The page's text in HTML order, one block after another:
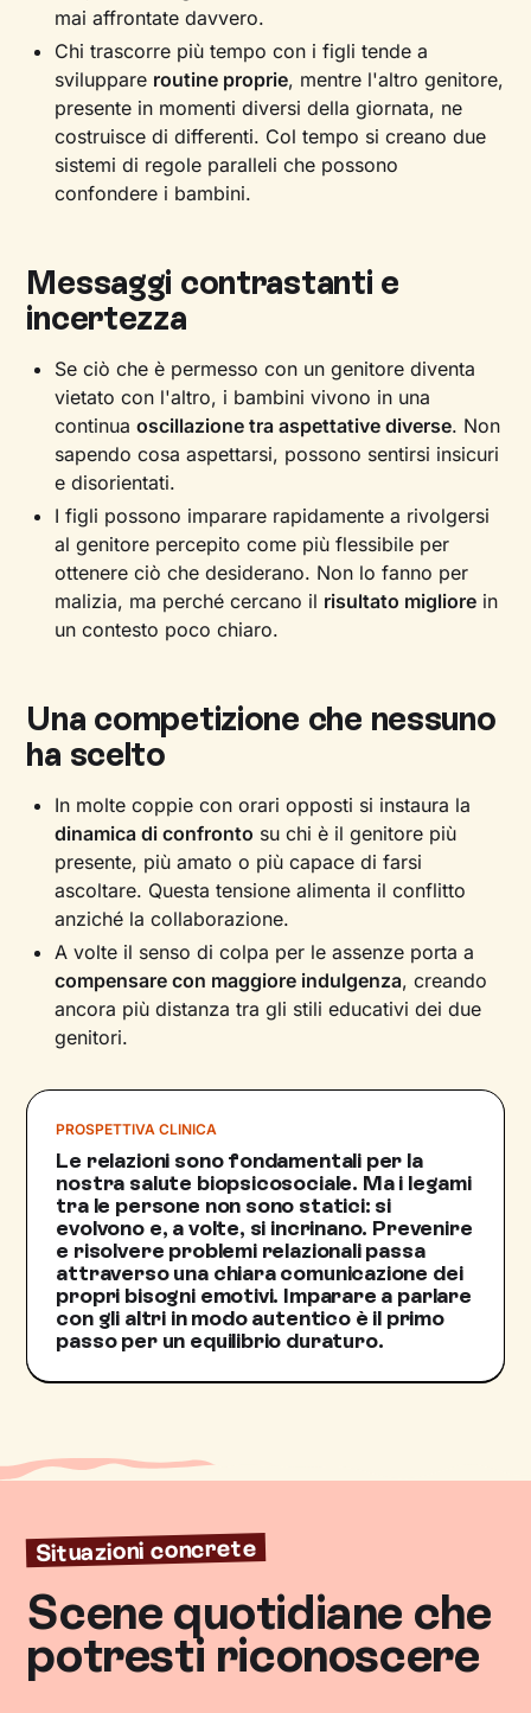
mai affrontate davvero.
Chi trascorre più tempo con i figli tende a
sviluppare routine proprie, mentre l'altro genitore,
presente in momenti diversi della giornata, ne
costruisce di differenti. Col tempo si creano due
sistemi di regole paralleli che possono
confondere i bambini.
Messaggi contrastanti e
incertezza
Se ciò che è permesso con un genitore diventa
vietato con l'altro, i bambini vivono in una
continuaoscillazione tra aspettative diverse. Non
sapendo cosa aspettarsi, possono sentirsi insicuri
e disorientati.
I figli possono imparare rapidamente a rivolgersi
al genitore percepito come più flessibile per
ottenere ciò che desiderano. Non lo fanno per
malizia, ma perché cercano il risultato migliore in
un contesto poco chiaro.
Una competizione che nessuno
ha scelto
In molte coppie con orari opposti si instaura la
dinamica di confronto su chi è il genitore più
presente, più amato o più capace di farsi
ascoltare. Questa tensione alimenta il conflitto
anziché la collaborazione.
A volte il senso di colpa per le assenze porta a
compensare con maggiore indulgenza, creando
ancora più distanza tra gli stili educativi dei due
genitori.
PROSPETTIVA CLINICA
Le relazioni sono fondamentali per la
nostra salute biopsicosociale. Ma i legami
tra le persone non sono statici: si
evolvono e, a volte, si incrinano. Prevenire
e risolvere problemi relazionali passa
attraverso una chiara comunicazione dei
propri bisogni emotivi. Imparare a parlare
con gli altri in modo autentico è il primo
passo per un equilibrio duraturo.
Situazioni concrete
Scene quotidiane che
potresti riconoscere